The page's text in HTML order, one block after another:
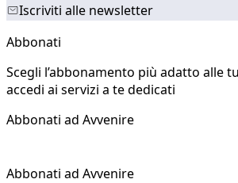
Iscriviti alle newsletter
Abbonati
Scegli l’abbonamento più adatto alle
accedi ai servizi a te dedicati
Abbonati ad Avvenire
Abbonati ad Avvenire